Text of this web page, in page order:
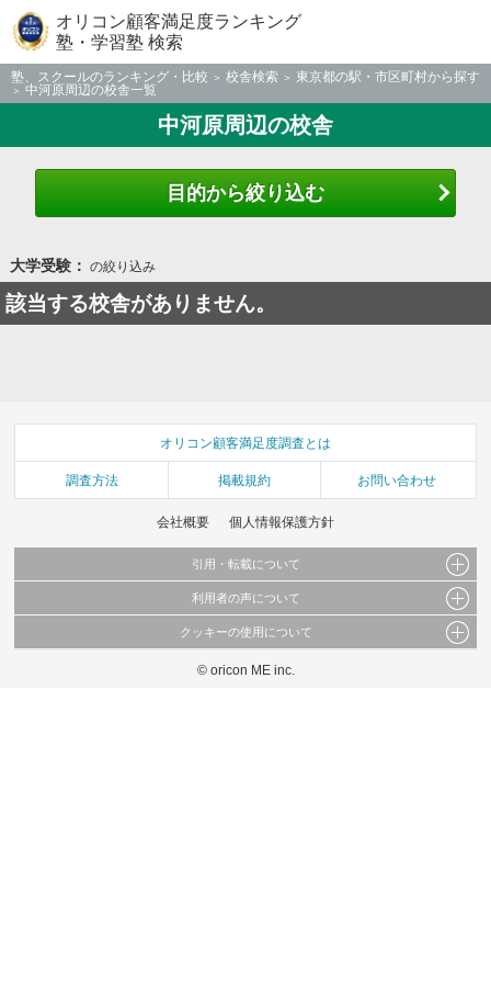
オリコン顧客満足度ランキング
塾・学習塾 検索
塾、スクールのランキング・比較 校舎検索
東京都の駅・市区町村から探す
中河原周辺の校舎一覧
中河原周辺の校舎
目的から絞り込む
大学受験： の絞り込み
該当する校舎がありません。
オリコン顧客満足度調査とは
調査方法 掲載規約 お問い合わせ
会社概要 個人情報保護方針
引用・転載について
当サイトで公開されている情報（文字、写真、イラスト、画像データ等）及びこれらの配
これらの情報を権利者の許可なく無断転載・複製などの二次利用を行うことは固く禁じて
利用者の声について
当サイトに掲載している内容はすべてサービスの利用者が提出された見解・感想です。
弊社の見解・ 意見ではないことをご理解いただいた上でご覧ください。
クッキーの使用について
このサイトでは Cookie を使用して、ユーザーに合わせたコンテンツや広告の表示、ソー
© oricon ME inc.